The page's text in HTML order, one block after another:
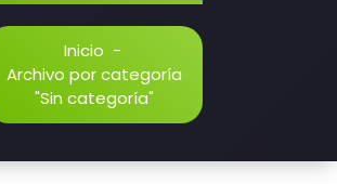
Inicio -
Archivo por categoría
"Sin categoría"